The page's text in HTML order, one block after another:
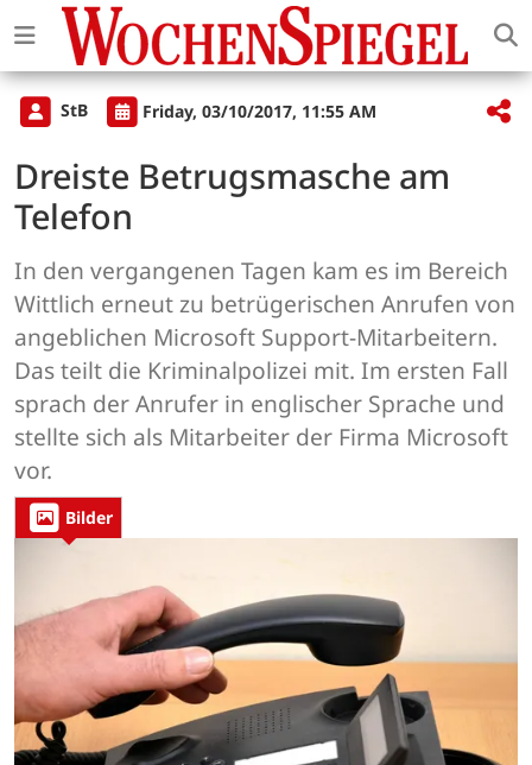
StB Friday, 03/10/2017, 11:55 AM
Dreiste Betrugsmasche am
Telefon
In den vergangenen Tagen kam es im Bereich
Wittlich erneut zu betrügerischen Anrufen von
angeblichen Microsoft Support-Mitarbeitern.
Das teilt die Kriminalpolizei mit. Im ersten Fall
sprach der Anrufer in englischer Sprache und
stellte sich als Mitarbeiter der Firma Microsoft
vor.
Bilder